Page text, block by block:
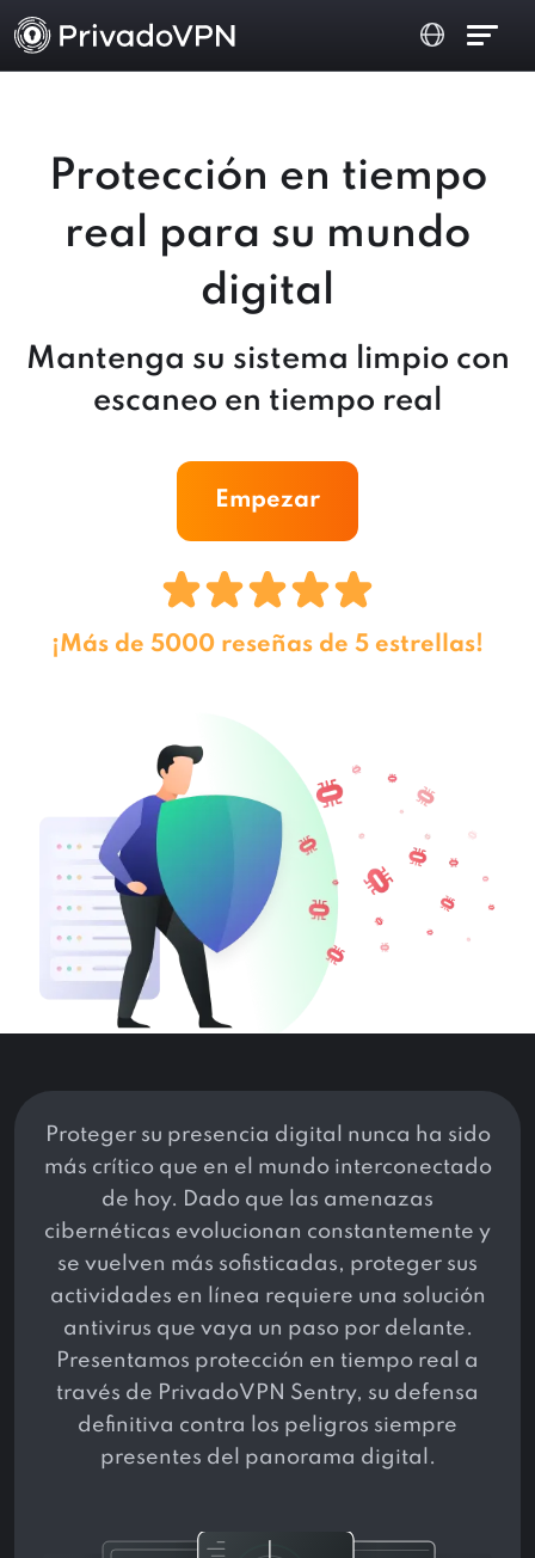
Protección en tiempo
real para su mundo
digital
Mantenga su sistema limpio con
escaneo en tiempo real
Empezar
¡Más de 5000 reseñas de 5 estrellas!
Proteger su presencia digital nunca ha sido
más crítico que en el mundo interconectado
de hoy. Dado que las amenazas
cibernéticas evolucionan constantemente y
se vuelven más sofisticadas, proteger sus
actividades en línea requiere una solución
antivirus que vaya un paso por delante.
Presentamos protección en tiempo real a
través de PrivadoVPN Sentry, su defensa
definitiva contra los peligros siempre
presentes del panorama digital.